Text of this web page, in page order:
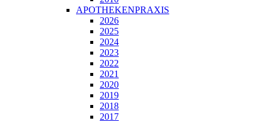
APOTHEKENPRAXIS
2026
2025
2024
2023
2022
2021
2020
2019
2018
2017